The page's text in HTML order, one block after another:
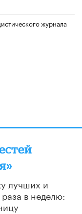
журнала
лучших и
раза в неделю: